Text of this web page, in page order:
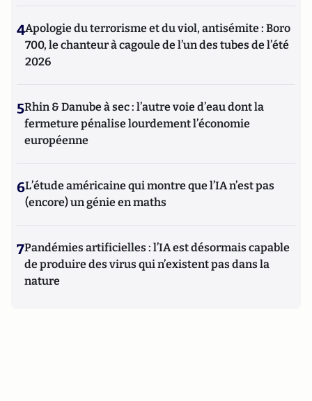
4Apologie du terrorisme et du viol, antisémite : Boro
700, le chanteur à cagoule de l’un des tubes de l’été
2026
5Rhin & Danube à sec : l’autre voie d’eau dont la
fermeture pénalise lourdement l’économie
européenne
6L’étude américaine qui montre que l’IA n’est pas
(encore) un génie en maths
7Pandémies artificielles : l’IA est désormais capable
de produire des virus qui n’existent pas dans la
nature